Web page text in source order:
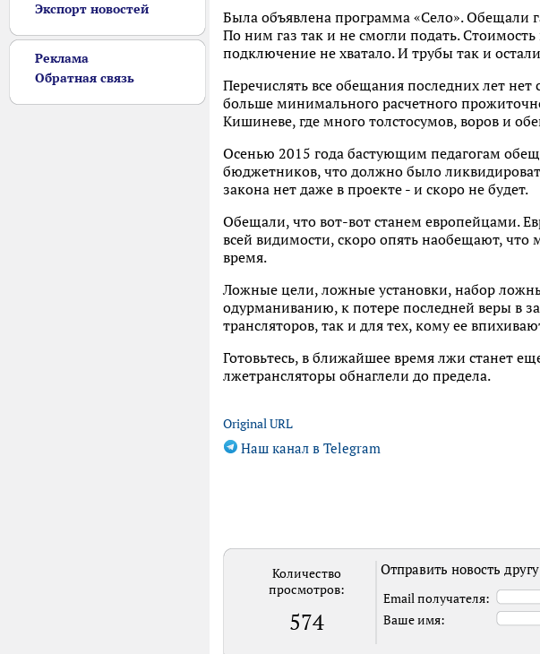
Экспорт новостей
Реклама
Обратная связь
Была объявлена программа «Село». Обещали
По ним газ так и не смогли подать. Стоимость
подключение не хватало. И трубы так и
Перечислять все обещания последних лет
больше минимального расчетного
Кишиневе, где много толстосумов, воров и
Осенью 2015 года бастующим педагогам
бюджетников, что должно было
закона нет даже в проекте - и скоро не будет.
Обещали, что вот-вот станем европейцами.
всей видимости, скоро опять наобещают,
время.
Ложные цели, ложные установки, набор
одурманиванию, к потере последней веры в
трансляторов, так и для тех, кому ее
Готовьтесь, в ближайшее время лжи станет
лжетрансляторы обнаглели до предела.
Original URL
Наш канал в Telegram
Количество
просмотров:
574
Отправить новость
Email получателя:
Ваше имя: